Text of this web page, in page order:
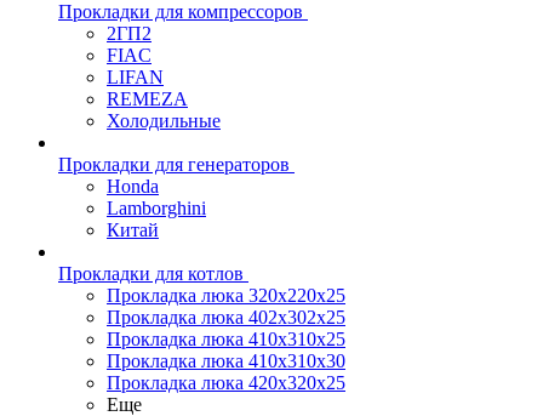
Прокладки для компрессоров
2ГП2
FIAC
LIFAN
REMEZA
Холодильные
Прокладки для генераторов
Honda
Lamborghini
Китай
Прокладки для котлов
Прокладка люка 320x220x25
Прокладка люка 402x302x25
Прокладка люка 410x310x25
Прокладка люка 410х310х30
Прокладка люка 420x320x25
Еще